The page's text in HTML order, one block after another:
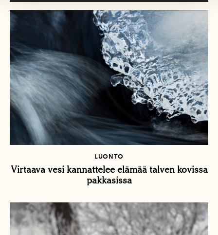
LUONTO
Virtaava vesi kannattelee elämää talven kovissa
pakkasissa